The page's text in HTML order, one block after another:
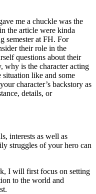
me a chuckle was the
the article were kinda
semester at FH. For
their role in the
questions about their
why is the character acting
like and some
character’s backstory as
details, or
interests as well as
struggles of your hero can
I will first focus on setting
to the world and